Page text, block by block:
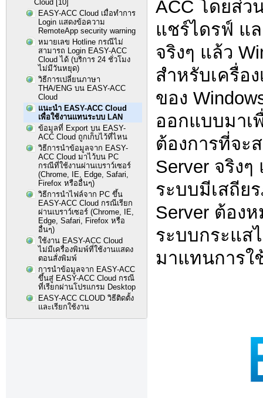
Cloud [10]
EASY-ACC Cloud เมื่อทำการ
Login แสดงข้อความ
RemoteApp security warning
หมายเลข Hotline กรณีไม่
สามารถ Login EASY-ACC
Cloud ได้ (บริการ 24 ชั่วโมง
ไม่มีวันหยุด)
วิธีการเปลี่ยนภาษา
THA/ENG บน EASY-ACC
Cloud
แนะนำ EASY-ACC Cloud
เพื่อใช้งานแทนระบบ LAN
ข้อมูลที่ Export บน EASY-
ACC Cloud ถูกเก็บไว้ที่ไหน
วิธีการนำข้อมูลจาก EASY-
ACC Cloud มาไว้บน PC
กรณีที่ใช้งานผ่านเบราว์เซอร์
(Chrome, IE, Edge, Safari,
Firefox หรืออื่นๆ)
วิธีการนำไฟล์จาก PC ขึ้น
EASY-ACC Cloud กรณีเรียก
ผ่านเบราว์เซอร์ (Chrome, IE,
Edge, Safari, Firefox หรือ
อื่นๆ)
ใช้งาน EASY-ACC Cloud
ไม่มีเครื่องพิมพ์ที่ใช้งานแสดง
ตอนสั่งพิมพ์
การนำข้อมูลจาก EASY-ACC
ขึ้นสู่ EASY-ACC Cloud กรณี
ที่เรียกผ่านโปรแกรม Desktop
EASY-ACC CLOUD วิธีติดตั้ง
และเรียกใช้งาน
ACC โดยส่ว
แชร์ไดรฟ์ แ
จริงๆ แล้ว
สำหรับเครื่อ
ของ
ออกแบบมาเ
ต้องการที่จะ
Server จริงๆ
ระบบมีเสถีย
Server ต้อง
ระบบกระแส
มาแทนการใ